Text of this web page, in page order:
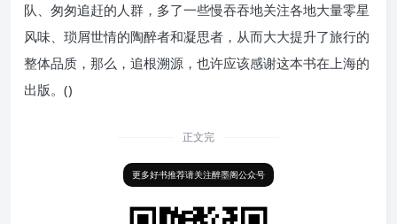
队、匆匆追赶的人群，多了一些慢吞吞地关注各地大量零星
风味、琐屑世情的陶醉者和凝思者，从而大大提升了旅行的
整体品质，那么，追根溯源，也许应该感谢这本书在上海的
出版。()
正文完
更多好书推荐请关注醉墨阁公众号